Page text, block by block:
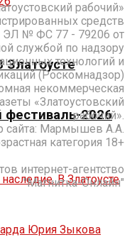
фестиваль-2026
рабочий»
средств
ЭЛ № ФС 77 - 79206 от
службой по надзору
технологий и
(Роскомнадзор)
некоммерческая
«Златоустовский
рабочий».
сайта: Мармышев А.А.
категория 18+
интернет-агентство
"Магнитка-Онлайн"